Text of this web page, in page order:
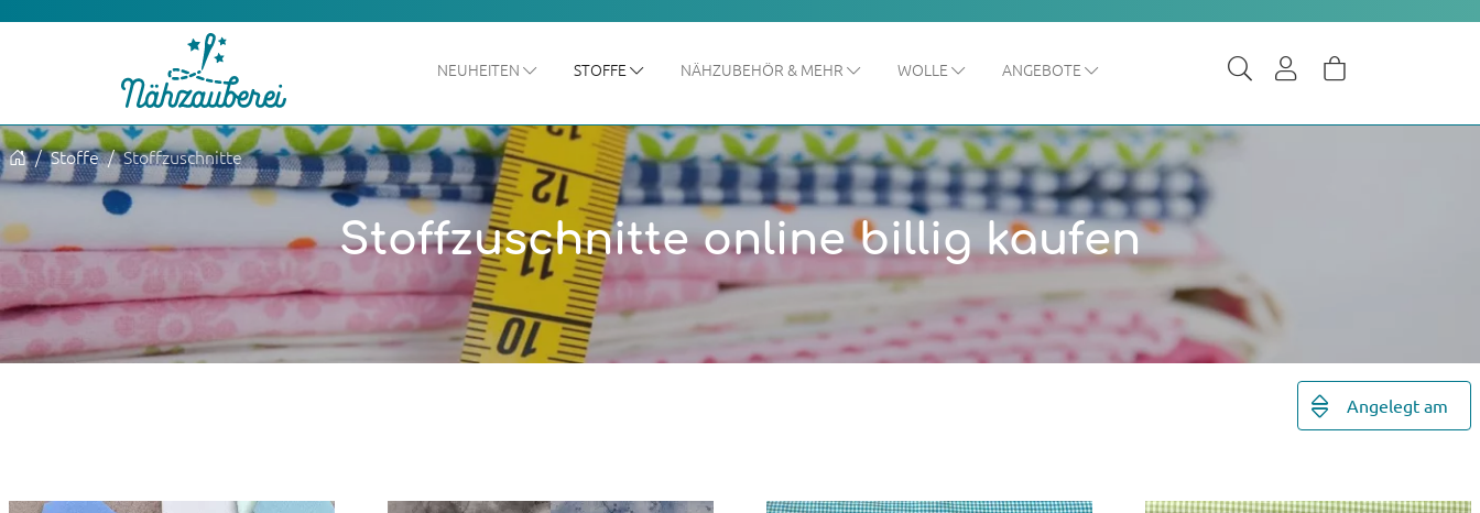
NEUHEITEN STOFFE NÄHZUBEHÖR & MEHR WOLLE ANGEBOTE
Stoffzuschnitte online billig kaufen
Stoffe Stoffzuschnitte
Angelegt am